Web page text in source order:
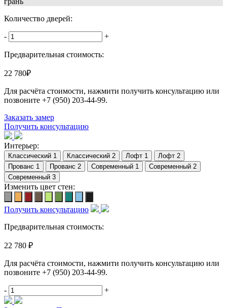
Количество дверей:
- +
Предварительная стоимость:
22 780₽
Для расчёта стоимости, нажмити получить консультацию или
позвоните +7 (950) 203-44-99.
Заказать замер
Получить консультацию
Интерьер:
Изменить цвет стен:
Получить консультацию
Предварительная стоимость:
22 780 ₽
Для расчёта стоимости, нажмити получить консультацию или
позвоните +7 (950) 203-44-99.
- +